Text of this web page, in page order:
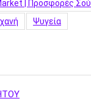
| Προσφορές
Ψυγεία